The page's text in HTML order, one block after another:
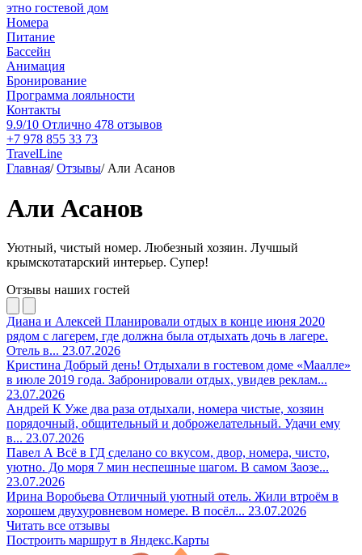
этно гостевой дом
Номера
Питание
Бассейн
Анимация
Бронирование
Программа лояльности
Контакты
9.9/10 Отлично 478 отзывов
+7 978 855 33 73
TravelLine
Главная/ Отзывы/ Али Асанов
Али Асанов
Уютный, чистый номер. Любезный хозяин. Лучшый
крымскотатарский интерьер. Супер!
Отзывы наших гостей
Диана и Алексей Планировали отдых в конце июня 2020
рядом с лагерем, где должна была отдыхать дочь в лагере.
Отель в... 23.07.2026
Кристина Добрый день! Отдыхали в гостевом доме «Маалле»
в июле 2019 года. Забронировали отдых, увидев реклам...
23.07.2026
Андрей К Уже два раза отдыхали, номера чистые, хозяин
порядочный, общительный и доброжелательный. Удачи ему
в... 23.07.2026
Павел А Всё в ГД сделано со вкусом, двор, номера, чисто,
уютно. До моря 7 мин неспешные шагом. В самом Заозе...
23.07.2026
Ирина Воробьева Отличный уютный отель. Жили втроём в
хорошем двухуровневом номере. В посёл... 23.07.2026
Читать все отзывы
Построить маршрут в Яндекс.Карты